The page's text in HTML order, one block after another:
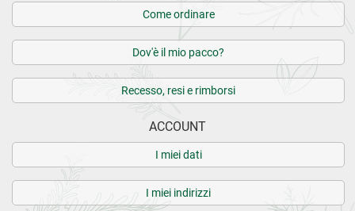
Come ordinare
Dov'è il mio pacco?
Recesso, resi e rimborsi
ACCOUNT
I miei dati
I miei indirizzi